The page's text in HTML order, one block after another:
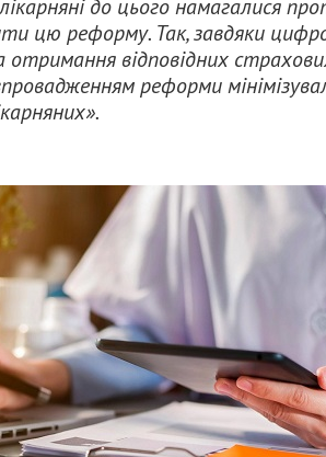
до цього намагалися
цю реформу. Так, завдяки
відповідних
реформи